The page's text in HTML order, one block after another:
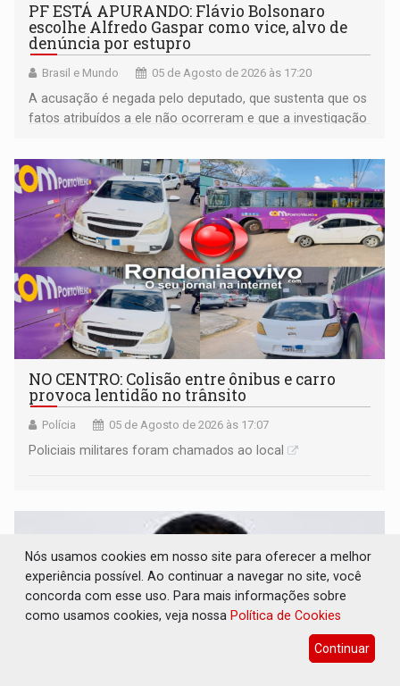
PF ESTÁ APURANDO: Flávio Bolsonaro
escolhe Alfredo Gaspar como vice, alvo de
denúncia por estupro
Brasil e Mundo 05 de Agosto de 2026 às 17:20
A acusação é negada pelo deputado, que sustenta que os
fatos atribuídos a ele não ocorreram e que a investigação
NO CENTRO: Colisão entre ônibus e carro
provoca lentidão no trânsito
Polícia 05 de Agosto de 2026 às 17:07
Policiais militares foram chamados ao local
Nós usamos cookies em nosso site para oferecer a melhor
experiência possível. Ao continuar a navegar no site, você
concorda com esse uso. Para mais informações sobre
como usamos cookies, veja nossa Política de Cookies
Continuar